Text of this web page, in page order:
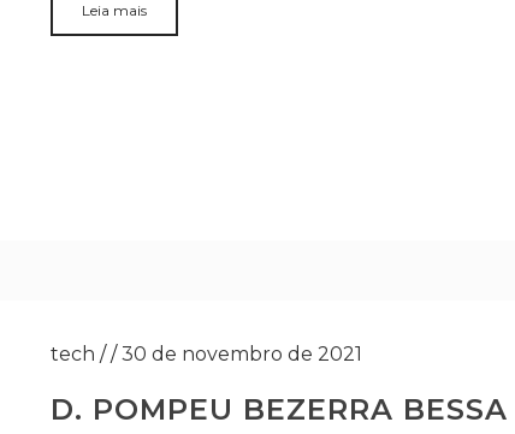
Leia mais
tech //30 de novembro de 2021
D. POMPEU BEZERRA BESSA